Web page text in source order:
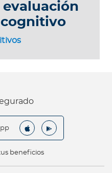
evaluación
beneficios